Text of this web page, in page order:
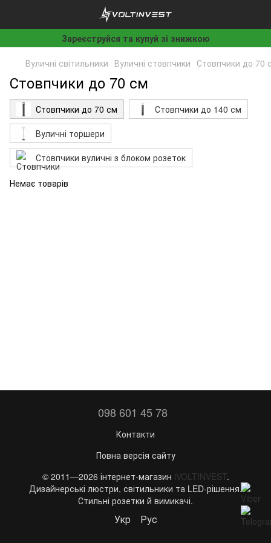
Зареєструйся та купуй зі знижкою
Вуличні світильники Вуличні стовпчики Стовпчики до 70
Стовпчики до 70 см
Стовпчики до 70 см
Стовпчики до 140 см
Вуличні торшери
Стовпчики вуличні з блоком розеток
Немає товарів
098 601 45 78
Контакти
Повна версія сайту
© 2011—2026 інтернет-магазин iVOLTINVEST.
Дизайнерські люстри, світильники та LED-рішення.
Стильні розетки й вимикачі.
Укр Рус